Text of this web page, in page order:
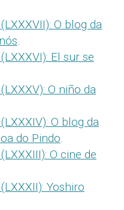
O blog da
.
El sur se
O niño da
O blog da
do Pindo.
O cine de
Yoshiro